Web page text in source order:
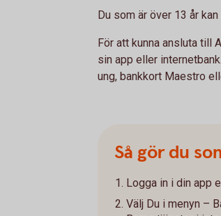
Du som är över 13 år
För att kunna ansluta till
sin app eller
ung, bankkort Maestro
Så gör du
Logga in i din app
Välj Du i menyn –